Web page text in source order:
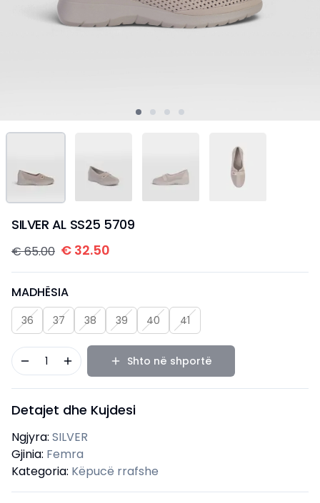
SILVER AL SS25 5709
€65.00 € 32.50
MADHËSIA
36 37 38 39 40 41
1 Shto në shportë
Detajet dhe Kujdesi
Ngjyra: SILVER
Gjinia: Femra
Kategoria: Këpucë rrafshe